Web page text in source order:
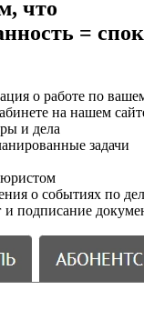
что
=
о работе по
на нашем
и дела
задачи
юристом
о событиях по
и подписание